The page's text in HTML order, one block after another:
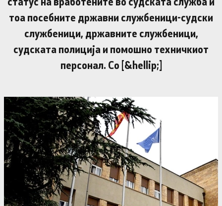
тоа посебните државни службеници-судски
службеници, државните службеници,
судската полиција и помошно техничкиот
персонал. Со [&hellip;]